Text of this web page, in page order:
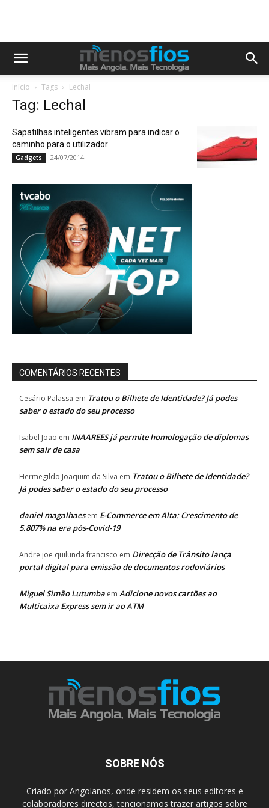
Início Tags Lechal
Tag: Lechal
Sapatilhas inteligentes vibram para indicar o
caminho para o utilizador
Gadgets 24/07/2014
COMENTÁRIOS RECENTES
Cesário Palassa em Tratou o Bilhete de Identidade? Já podes
saber o estado do seu processo
Isabel João em INAAREES já permite homologação de diplomas
sem sair de casa
Hermegildo Joaquim da Silva em Tratou o Bilhete de Identidade?
Já podes saber o estado do seu processo
daniel magalhaesem E-Commerce em Alta: Crescimento de
5.807% na era pós-Covid-19
Andre joe quilunda francisco em Direcção de Trânsito lança
portal digital para emissão de documentos rodoviários
Miguel Simão Lutumba em Adicione novos cartões ao
Multicaixa Express sem ir ao ATM
SOBRE NÓS
Criado por Angolanos, onde residem os seus editores e
colaboradores directos, tencionamos trazer artigos sobre